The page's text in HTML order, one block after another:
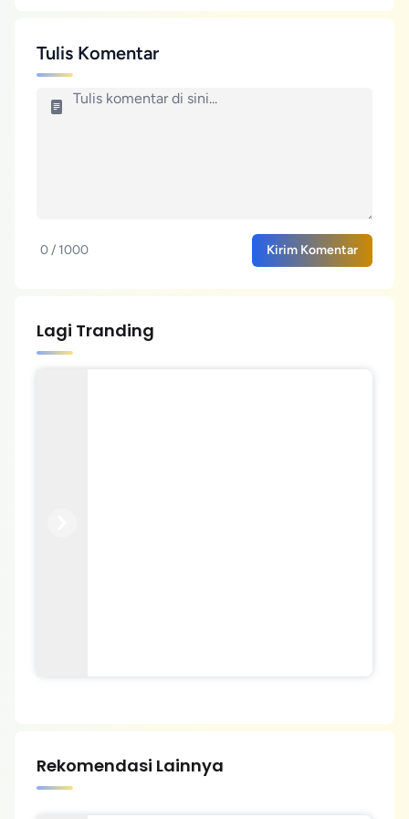
Tulis Komentar
0 / 1000 Kirim Komentar
Lagi Tranding
Rekomendasi Lainnya